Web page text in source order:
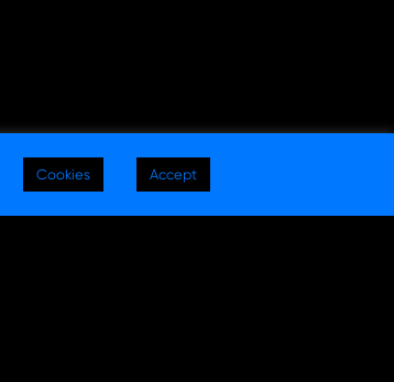
Cookies Accept